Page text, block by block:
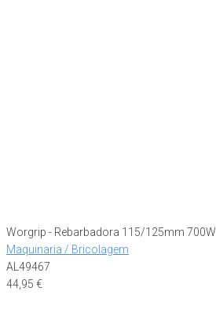
Worgrip - Rebarbadora 115/125mm 700W
Maquinaria / Bricolagem
AL49467
44,95 €